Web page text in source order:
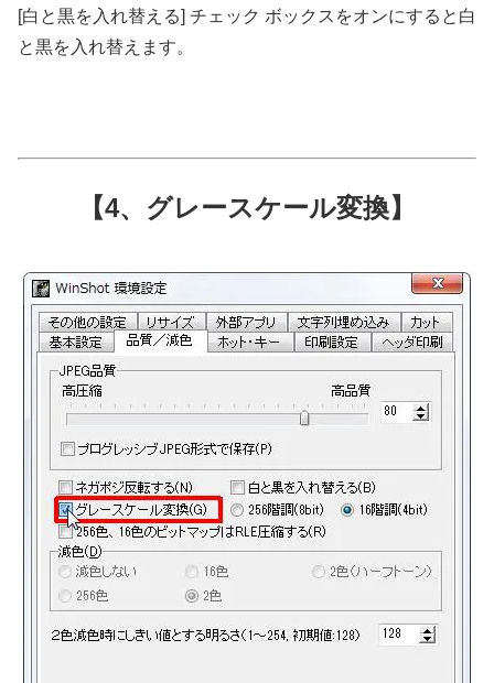
[白と黒を入れ替える] チェック ボックスをオンにすると白
と黒を入れ替えます。
【4、グレースケール変換】